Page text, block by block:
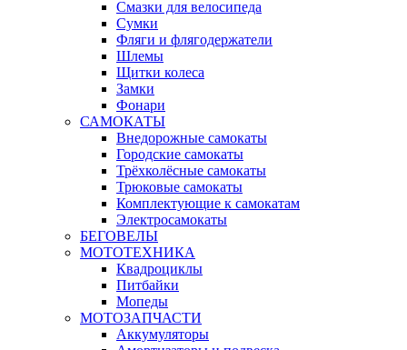
Смазки для велосипеда
Сумки
Фляги и флягодержатели
Шлемы
Щитки колеса
Замки
Фонари
САМОКАТЫ
Внедорожные самокаты
Городские самокаты
Трёхколёсные самокаты
Трюковые самокаты
Комплектующие к самокатам
Электросамокаты
БЕГОВЕЛЫ
МОТОТЕХНИКА
Квадроциклы
Питбайки
Мопеды
МОТОЗАПЧАСТИ
Аккумуляторы